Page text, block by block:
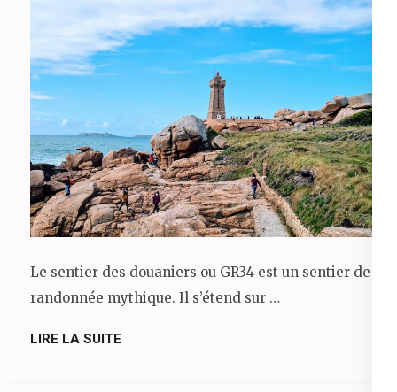
Le sentier des douaniers ou GR34 est un sentier de
randonnée mythique. Il s’étend sur …
LIRE LA SUITE